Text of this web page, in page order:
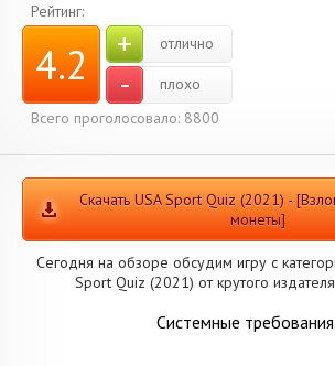
Рейтинг:
4.2 + отлично
-
плохо
Всего проголосовало: 8800
Скачать USA Sport Quiz (2021) -
монеты]
Сегодня на обзоре обсудим игру с
Sport Quiz (2021) от крутого
Системные требования.